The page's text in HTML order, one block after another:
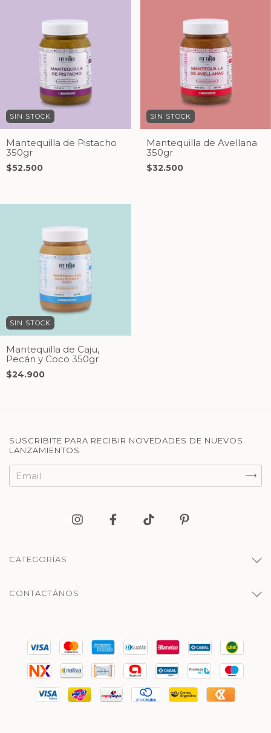
SIN STOCK
Mantequilla de Pistacho
350gr
$52.500
SIN STOCK
Mantequilla de Avellana
350gr
$32.500
SIN STOCK
Mantequilla de Caju,
Pecán y Coco 350gr
$24.900
SUSCRIBITE PARA RECIBIR NOVEDADES DE NUEVOS
LANZAMIENTOS
CATEGORÍAS
CONTACTÁNOS